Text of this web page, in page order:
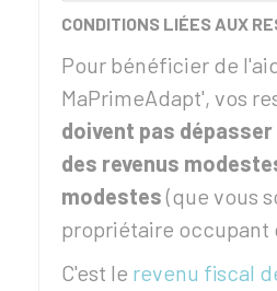
CONDITIONS LIÉES AUX
Pour bénéficier de
MaPrimeAdapt', vos
doivent pas
des revenus
modestes(que vous
propriétaire occupant
C'est le revenu fiscal